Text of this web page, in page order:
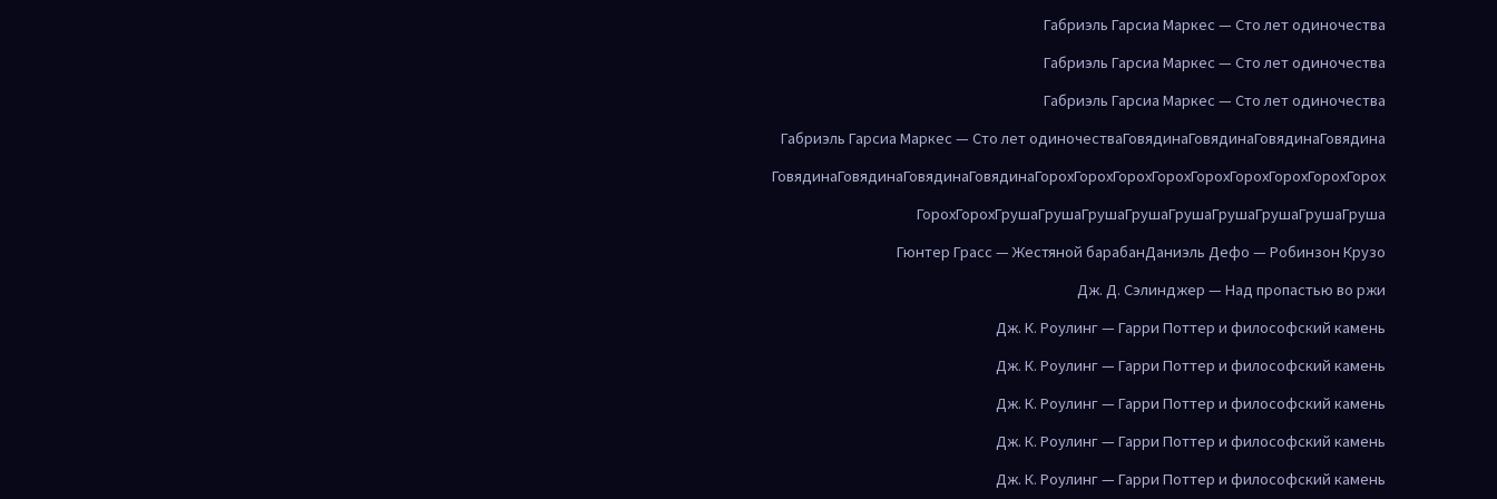
Габриэль Гарсиа Маркес — Сто лет одиночества
Габриэль Гарсиа Маркес — Сто лет одиночества
Габриэль Гарсиа Маркес — Сто лет одиночества
Габриэль Гарсиа Маркес — Сто лет одиночестваГовядинаГовядинаГовядинаГовядина
ГовядинаГовядинаГовядинаГовядинаГорохГорохГорохГорохГорохГорохГорохГорохГорох
ГорохГорохГрушаГрушаГрушаГрушаГрушаГрушаГрушаГрушаГруша
Гюнтер Грасс — Жестяной барабанДаниэль Дефо — Робинзон Крузо
Дж. Д. Сэлинджер — Над пропастью во ржи
Дж. К. Роулинг — Гарри Поттер и философский камень
Дж. К. Роулинг — Гарри Поттер и философский камень
Дж. К. Роулинг — Гарри Поттер и философский камень
Дж. К. Роулинг — Гарри Поттер и философский камень
Дж. К. Роулинг — Гарри Поттер и философский камень